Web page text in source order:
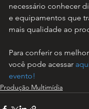
necessário conhecer
e equipamentos que
mais qualidade ao
Para conferir os
você pode acessar
evento!
Produção Multimídia